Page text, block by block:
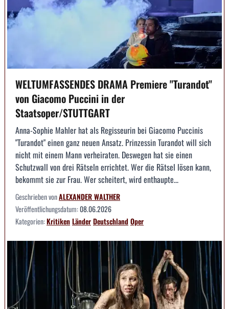
WELTUMFASSENDES DRAMA Premiere "Turandot"
von Giacomo Puccini in der
Staatsoper/STUTTGART
Anna-Sophie Mahler hat als Regisseurin bei Giacomo Puccinis
"Turandot" einen ganz neuen Ansatz. Prinzessin Turandot will sich
nicht mit einem Mann verheiraten. Deswegen hat sie einen
Schutzwall von drei Rätseln errichtet. Wer die Rätsel lösen kann,
bekommt sie zur Frau. Wer scheitert, wird enthaupte...
Geschrieben vonALEXANDER WALTHER
Veröffentlichungsdatum:08.06.2026
Kategorien:KritikenLänderDeutschlandOper